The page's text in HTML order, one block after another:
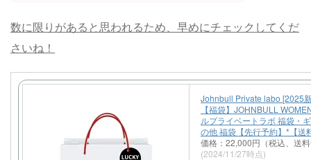
数に限りがあると思われるため、早めにチェックしてくだ
さいね！
Johnbull Private labo [2025
【福袋】JOHNBULL
ルプライベートラボ 福袋・
の他 福袋【先行予約】*【送
価格：22,000円（税込、送
(2024/11/27時点)